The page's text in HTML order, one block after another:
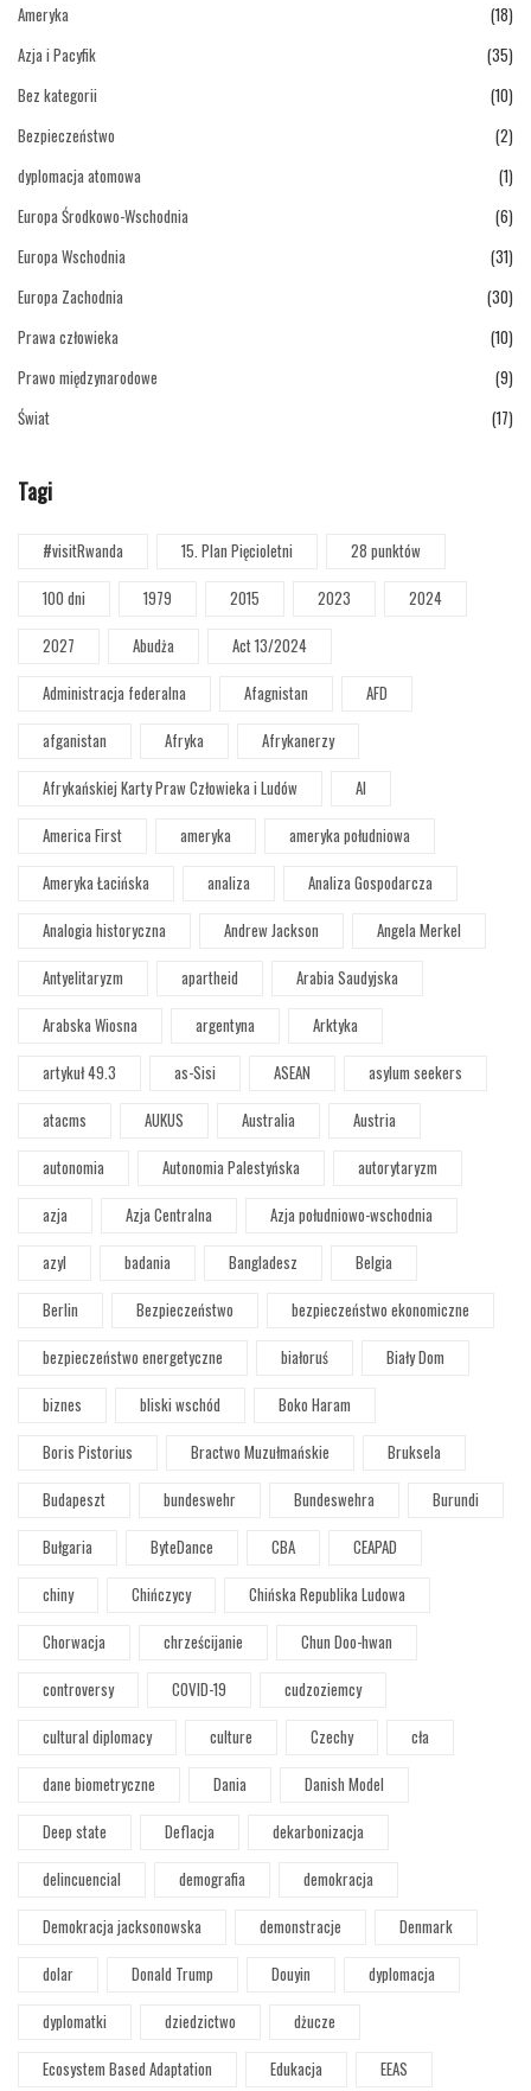
Ameryka
(18)
Azja i Pacyfik
(35)
Bez kategorii
(10)
Bezpieczeństwo
(2)
dyplomacja atomowa
(1)
Europa Środkowo-Wschodnia
(6)
Europa Wschodnia
(31)
Europa Zachodnia
(30)
Prawa człowieka
(10)
Prawo międzynarodowe
(9)
Świat
(17)
Tagi
#visitRwanda 15. Plan Pięcioletni
28 punktów
100 dni
1979 2015 2023
2024
2027
Abudża
Act 13/2024
Administracja federalna
Afagnistan
AFD
afganistan
Afryka
Afrykanerzy
Afrykańskiej Karty Praw Człowieka i Ludów
AI
America First
ameryka
ameryka południowa
Ameryka Łacińska
analiza
Analiza Gospodarcza
Analogia historyczna
Andrew Jackson
Angela Merkel
Antyelitaryzm
apartheid
Arabia Saudyjska
Arabska Wiosna
argentyna
Arktyka
artykuł 49.3
as-Sisi ASEAN
asylum seekers
atacms
AUKUS Australia
Austria
autonomia
Autonomia Palestyńska
autorytaryzm
azja
Azja Centralna
Azja południowo-wschodnia
azyl
badania Bangladesz
Belgia
Berlin
Bezpieczeństwo
bezpieczeństwo ekonomiczne
bezpieczeństwo energetyczne
białoruś
Biały Dom
biznes
bliski wschód
Boko Haram
Boris Pistorius
Bractwo Muzułmańskie
Bruksela
Budapeszt
bundeswehr Bundeswehra
Burundi
Bułgaria
ByteDance CBA
CEAPAD
chiny
Chińczycy
Chińska Republika Ludowa
Chorwacja
chrześcijanie
Chun Doo-hwan
controversy
COVID-19
cudzoziemcy
cultural diplomacy
culture Czechy
cła
dane biometryczne
Dania
Danish Model
Deep state
Deflacja
dekarbonizacja
delincuencial
demografia
demokracja
Demokracja jacksonowska
demonstracje
Denmark
dolar
Donald Trump Douyin
dyplomacja
dyplomatki
dziedzictwo
dżucze
Ecosystem Based Adaptation
Edukacja EEAS